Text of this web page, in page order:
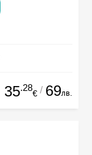
35.28
€ / 69лв.